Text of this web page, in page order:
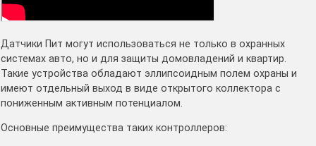
Датчики Пит могут использоваться не только в охранных
системах авто, но и для защиты домовладений и квартир.
Такие устройства обладают эллипсоидным полем охраны и
имеют отдельный выход в виде открытого коллектора с
пониженным активным потенциалом.
Основные преимущества таких контроллеров: